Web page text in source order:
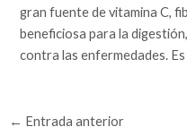
gran fuente de vitamina C,
beneficiosa para la
contra las enfermedades.
← Entrada anterior